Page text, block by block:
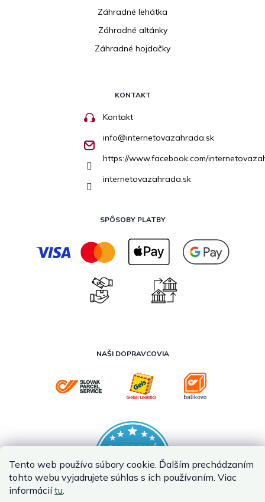
Tento web používa súbory cookie. Ďalším prechádzaním
tohto webu vyjadrujete súhlas s ich používaním. Viac
informáciítu.
Záhradné lehátka
Záhradné altánky
Záhradné hojdačky
KONTAKT
Kontakt
info@internetovazahrada.sk
https://www.facebook.com/
internetovazahrada.sk
SPÔSOBY PLATBY
NAŠI DOPRAVCOVIA